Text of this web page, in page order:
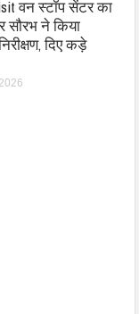
वन स्टॉप सेंटर का
सौरभ ने किया
दिए कड़े